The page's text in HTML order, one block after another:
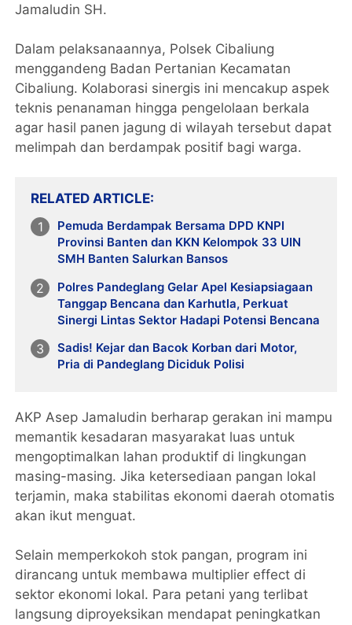
Jamaludin SH.
Dalam pelaksanaannya, Polsek Cibaliung
menggandeng Badan Pertanian Kecamatan
Cibaliung. Kolaborasi sinergis ini mencakup aspek
teknis penanaman hingga pengelolaan berkala
agar hasil panen jagung di wilayah tersebut dapat
melimpah dan berdampak positif bagi warga.
RELATED ARTICLE
Pemuda Berdampak Bersama DPD KNPI
Provinsi Banten dan KKN Kelompok 33 UIN
SMH Banten Salurkan Bansos
Polres Pandeglang Gelar Apel Kesiapsiagaan
Tanggap Bencana dan Karhutla, Perkuat
Sinergi Lintas Sektor Hadapi Potensi Bencana
Sadis! Kejar dan Bacok Korban dari Motor,
Pria di Pandeglang Diciduk Polisi
AKP Asep Jamaludin berharap gerakan ini mampu
memantik kesadaran masyarakat luas untuk
mengoptimalkan lahan produktif di lingkungan
masing-masing. Jika ketersediaan pangan lokal
terjamin, maka stabilitas ekonomi daerah otomatis
akan ikut menguat.
Selain memperkokoh stok pangan, program ini
dirancang untuk membawa multiplier effect di
sektor ekonomi lokal. Para petani yang terlibat
langsung diproyeksikan mendapat peningkatkan